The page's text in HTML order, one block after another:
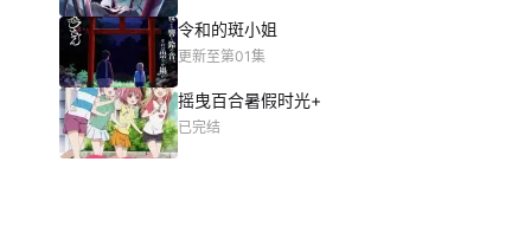
令和的斑小姐
更新至第01集
摇曳百合暑假时光+
已完结